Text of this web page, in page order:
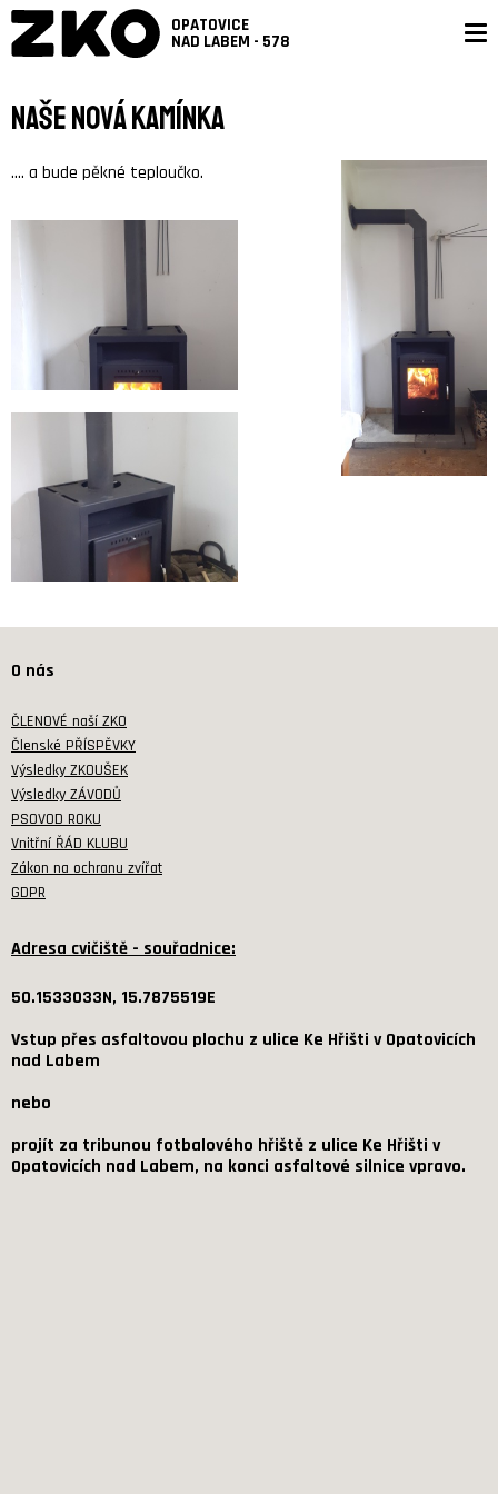
OPATOVICE
NAD LABEM - 578
Naše nová kamínka
.... a bude pěkné teploučko.
O nás
ČLENOVÉ naší ZKO
Členské PŘÍSPĚVKY
Výsledky ZKOUŠEK
Výsledky ZÁVODŮ
PSOVOD ROKU
Vnitřní ŘÁD KLUBU
Zákon na ochranu zvířat
GDPR
Adresa cvičiště - souřadnice:
50.1533033N, 15.7875519E
Vstup přes asfaltovou plochu z ulice Ke Hřišti v Opatovicích
nad Labem
nebo
projít za tribunou fotbalového hřiště z ulice Ke Hřišti v
Opatovicích nad Labem, na konci asfaltové silnice vpravo.